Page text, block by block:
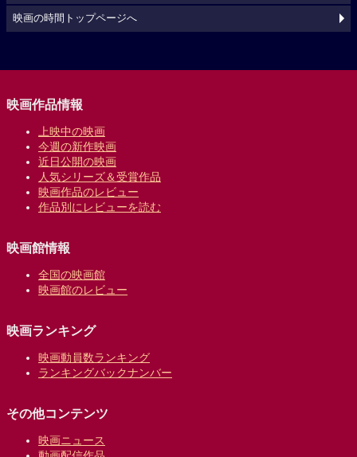
映画の時間トップページへ
映画作品情報
上映中の映画
今週の新作映画
近日公開の映画
人気シリーズ＆受賞作品
映画作品のレビュー
作品別にレビューを読む
映画館情報
全国の映画館
映画館のレビュー
映画ランキング
映画動員数ランキング
ランキングバックナンバー
その他コンテンツ
映画ニュース